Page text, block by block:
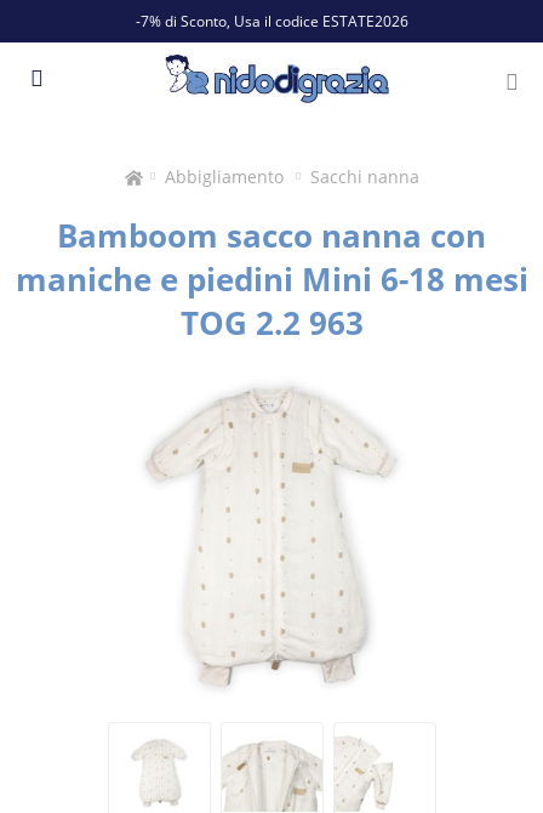
-7% di Sconto, Usa il codice ESTATE2026
Abbigliamento Sacchi nanna
Bamboom sacco nanna con
maniche e piedini Mini 6-18 mesi
TOG 2.2 963